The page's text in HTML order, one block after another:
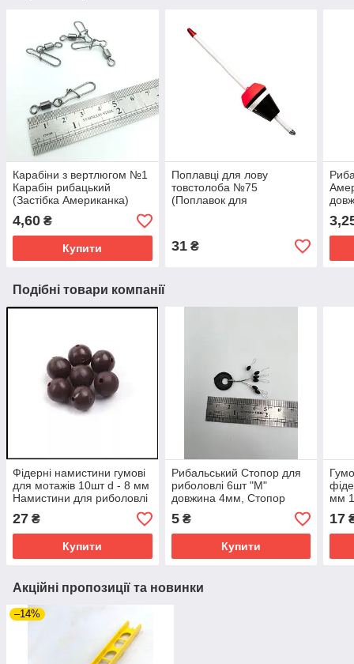
Карабіни з вертлюгом №1
Карабін рибацький
(Застібка Американка)
4,60 ₴
Купити
Поплавці для лову
товстолоба №75
(Поплавок для
31₴
Подібні товари компанії
Фідерні намистини гумові
для мотажів 10шт d - 8 мм
Намистини для риболовлі
27 ₴
Купити
Рибальський Стопор для
риболовлі 6шт "М"
довжина 4мм, Стопор
рибальський на ліску для
поплавця
5₴
Купити
мм
17
Акційні пропозиції та новинки
–14%